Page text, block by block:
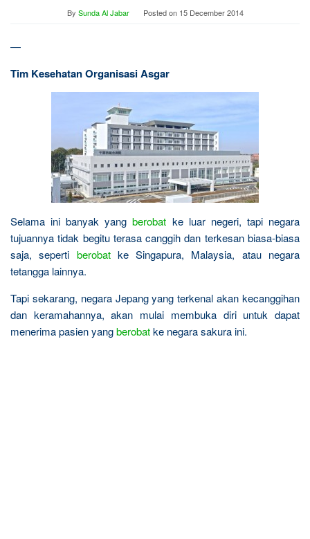
By Sunda Al Jabar Posted on 15 December 2014
—
Tim Kesehatan Organisasi Asgar
Selama ini banyak yangberobat ke luar negeri, tapi negara
tujuannya tidak begitu terasa canggih dan terkesan biasa-biasa
saja, seperti berobatke Singapura, Malaysia, atau negara
tetangga lainnya.
Tapi sekarang, negara Jepang yang terkenal akan kecanggihan
dan keramahannya, akan mulai membuka diri untuk dapat
menerima pasien yangberobatke negara sakura ini.